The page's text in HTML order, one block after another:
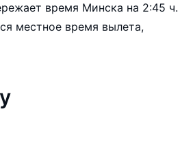
до вылета, цена билета на
чем на 44%.
пожелания и финансовые
время Минска на 2:45 ч.
местное время вылета,